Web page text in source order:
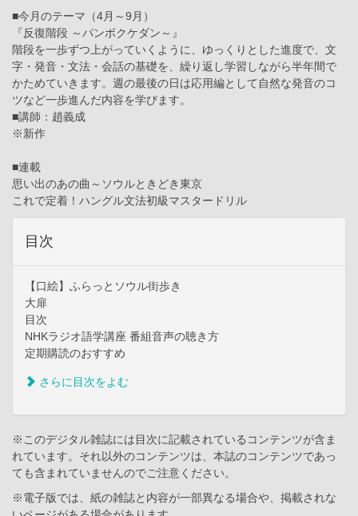
■今月のテーマ（4月～9月）
『反復階段 ～パンボクケダン～』
階段を一歩ずつ上がっていくように、ゆっくりとした進度で、文
字・発音・文法・会話の基礎を、繰り返し学習しながら半年間で
かためていきます。週の最後の日は応用編として自然な発音のコ
ツなど一歩進んだ内容を学びます。
■講師：趙義成
※新作
■連載
思い出のあの曲～ソウルときどき東京
これで定着！ハングル文法初級マスタードリル
目次
【口絵】ふらっとソウル街歩き
大扉
目次
NHKラジオ語学講座 番組音声の聴き方
定期購読のおすすめ
さらに目次をよむ
※このデジタル雑誌には目次に記載されているコンテンツが含ま
れています。それ以外のコンテンツは、本誌のコンテンツであっ
ても含まれていませんのでご注意ください。
※電子版では、紙の雑誌と内容が一部異なる場合や、掲載されな